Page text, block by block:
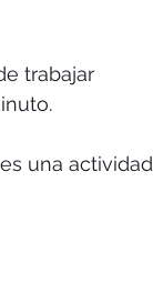
trabajar
una actividad